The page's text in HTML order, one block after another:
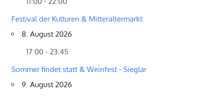
Festival der Kulturen & Mitteraltermarkt
8. August 2026
17:00 - 23:45
Sommer findet statt & Weinfest - Sieglar
9. August 2026